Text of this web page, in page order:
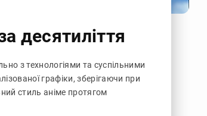
десятиліття
з технологіями та суспільними
графіки, зберігаючи при
стиль аніме протягом